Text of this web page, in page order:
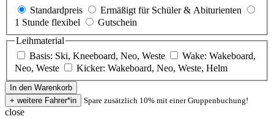
Standardpreis
Ermäßigt für Schüler & Abiturienten
1 Stunde flexibel
Gutschein
Leihmaterial
Basis: Ski, Kneeboard, Neo, Weste
Wake: Wakeboard,
Neo, Weste
Kicker: Wakeboard, Neo, Weste, Helm
Spare zusätzlich 10% mit einer Gruppenbuchung!
close